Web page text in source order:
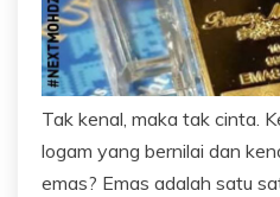
Tak kenal, maka tak cinta.
logam yang bernilai dan
emas? Emas adalah satu